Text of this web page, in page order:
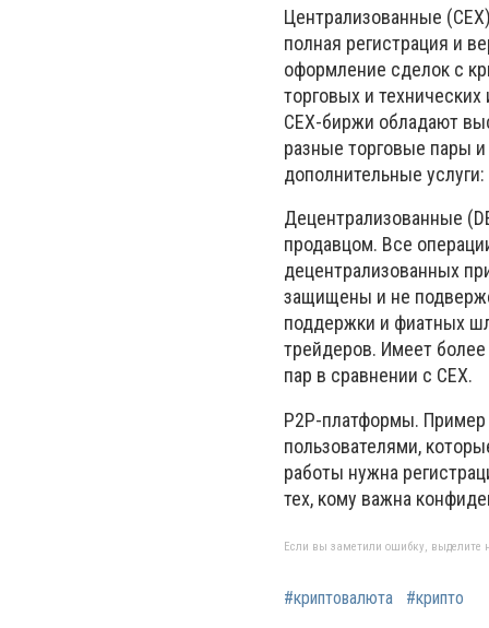
Централизованные
полная регистрация и
оформление сделок с
торговых и
СЕХ-биржи обладают
разные торговые пары
дополнительные
Децентрализованные
продавцом. Все
децентрализованных
защищены и не
поддержки и фиатных
трейдеров. Имеет
пар в сравнении с СЕХ.
Р2Р-платформы.
пользователями,
работы нужна
тех, кому важна
Если вы заметили ошибку, выделите
#криптовалюта #крипто